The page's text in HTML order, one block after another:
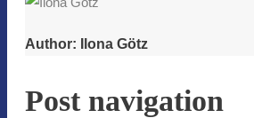
Author: Ilona Götz
Post navigation